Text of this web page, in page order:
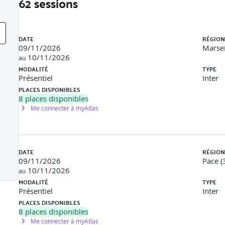
(3h)
(WCAG) : Principes de WCAG (Perceivable, Operable,
et d'échec
pour les Administrations (RGAA) : Contexte et objectifs du
rapide des autres normes (Section 508, EN 301 549)
- Exercice de mise en correspondance entre des
Utilisation correcte des titres, paragraphes, listes et autres
<article>, <nav>, <main>, etc.)
DATE
09/11/2026
au 10/11/2026
MODALITÉ
Présentiel
TYPE
Inter
PLACES DISPONIBLES
8 places disponibles
Me connecter à myAtlas
DATE
09/11/2026
au 10/11/2026
Pace
MODALITÉ
Présentiel
TYPE
Inter
PLACES DISPONIBLES
8 places disponibles
Me connecter à myAtlas